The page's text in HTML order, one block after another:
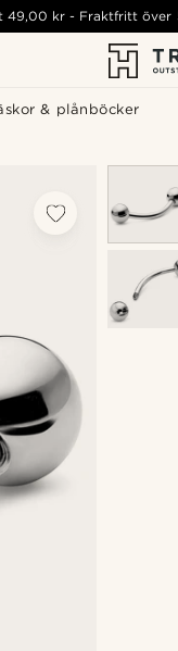
& plånböcker
49,00 kr - Fraktfritt över